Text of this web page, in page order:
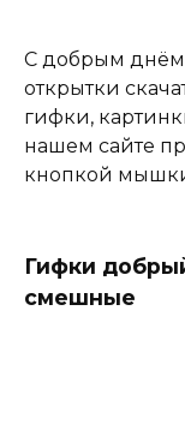
С добрым
открытки
гифки,
нашем сайте
кнопкой
Гифки
смешные